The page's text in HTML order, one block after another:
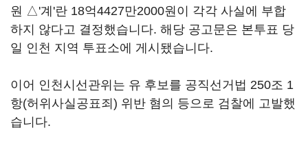
원 △'계'란 18억4427만2000원이 각각 사실에 부합
하지 않다고 결정했습니다. 해당 공고문은 본투표 당
일 인천 지역 투표소에 게시됐습니다.
이어 인천시선관위는 유 후보를 공직선거법 250조 1
항(허위사실공표죄) 위반 혐의 등으로 검찰에 고발했
습니다.